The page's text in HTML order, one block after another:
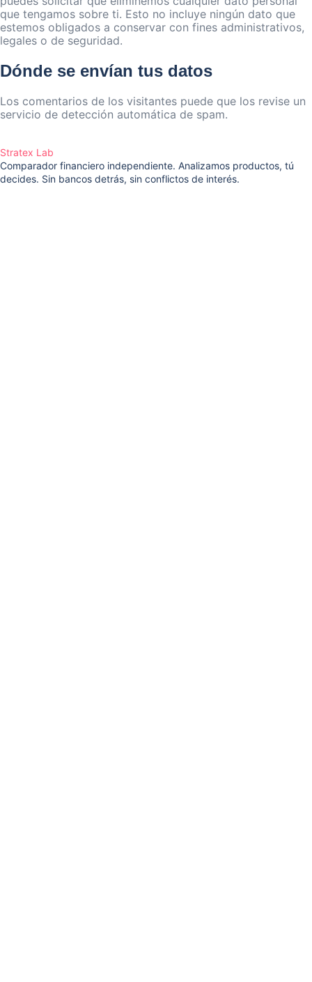
que tengamos sobre ti. Esto no incluye ningún dato que
estemos obligados a conservar con fines administrativos,
legales o de seguridad.
Dónde se envían tus datos
Los comentarios de los visitantes puede que los revise un
servicio de detección automática de spam.
Stratex Lab
Comparador financiero independiente. Analizamos productos, tú
decides. Sin bancos detrás, sin conflictos de interés.